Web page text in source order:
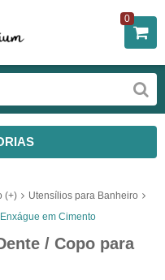
0
(+)
Utensílios para Banheiro
em Cimento
/ Copo para